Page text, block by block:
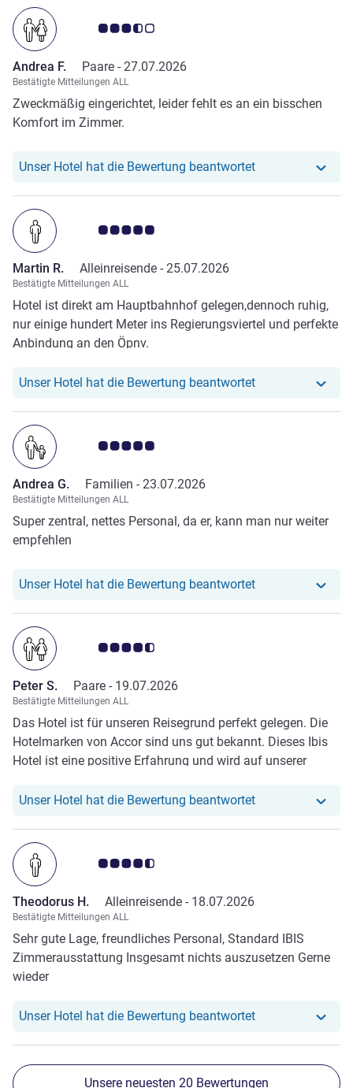
Note Kundenmeinungen 3.5/5
Andrea F. Paare - 27.07.2026
Bestätigte Mitteilungen ALL
Zweckmäßig eingerichtet, leider fehlt es an ein bisschen
Komfort im Zimmer.
Unser Hotel hat die Bewertung beantwortetUnser Hotel hat
Note Kundenmeinungen 5.0/5
Martin R. Alleinreisende - 25.07.2026
Bestätigte Mitteilungen ALL
Hotel ist direkt am Hauptbahnhof gelegen,dennoch ruhig,
nur einige hundert Meter ins Regierungsviertel und perfekte
Anbindung an den Öpnv.
Unser Hotel hat die Bewertung beantwortetUnser Hotel hat
Note Kundenmeinungen 5.0/5
Andrea G. Familien - 23.07.2026
Bestätigte Mitteilungen ALL
Super zentral, nettes Personal, da er, kann man nur weiter
empfehlen
Unser Hotel hat die Bewertung beantwortetUnser Hotel hat
Note Kundenmeinungen 4.5/5
Peter S. Paare - 19.07.2026
Bestätigte Mitteilungen ALL
Das Hotel ist für unseren Reisegrund perfekt gelegen. Die
Hotelmarken von Accor sind uns gut bekannt. Dieses Ibis
Hotel ist eine positive Erfahrung und wird auf unserer
Unser Hotel hat die Bewertung beantwortetUnser Hotel hat
Note Kundenmeinungen 4.5/5
Theodorus H. Alleinreisende - 18.07.2026
Bestätigte Mitteilungen ALL
Sehr gute Lage, freundliches Personal, Standard IBIS
Zimmerausstattung Insgesamt nichts auszusetzen Gerne
wieder
Unser Hotel hat die Bewertung beantwortetUnser Hotel hat
Unsere neuesten 20 Bewertungen